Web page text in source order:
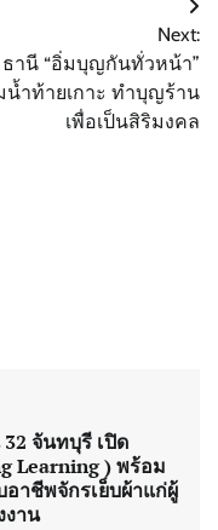
Next:
านี “อิ่มบุญกันทั่วหน้า”
น้ำท้ายเกาะ ทำบุญร้าน
เพื่อเป็นสิริมงคล
จันทบุรี เปิด
Learning ) พร้อม
าชีพจักรเย็บผ้าแก่ผู้
าน